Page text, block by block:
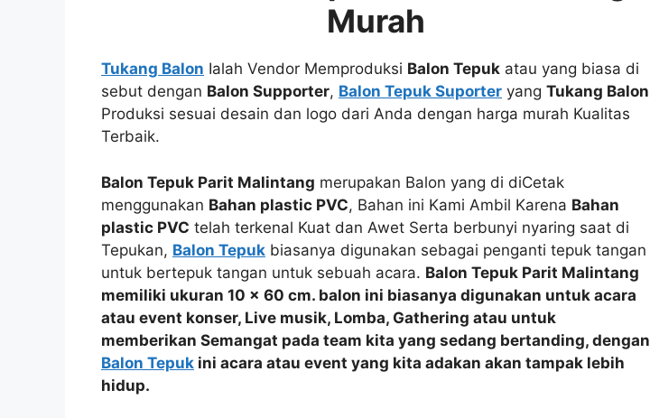
Murah
Tukang Balon Ialah Vendor Memproduksi Balon Tepuk atau yang biasa di
sebut dengan Balon Supporter, Balon Tepuk Suporter yang Tukang Balon
Produksi sesuai desain dan logo dari Anda dengan harga murah Kualitas
Terbaik.
Balon Tepuk Parit Malintang merupakan Balon yang di diCetak
menggunakan Bahan plastic PVC, Bahan ini Kami Ambil Karena Bahan
plastic PVC telah terkenal Kuat dan Awet Serta berbunyi nyaring saat di
Tepukan, Balon Tepuk biasanya digunakan sebagai penganti tepuk tangan
untuk bertepuk tangan untuk sebuah acara. Balon Tepuk Parit Malintang
memiliki ukuran 10 x 60 cm. balon ini biasanya digunakan untuk acara
atau event konser, Live musik, Lomba, Gathering atau untuk
memberikan Semangat pada team kita yang sedang bertanding, dengan
Balon Tepuk ini acara atau event yang kita adakan akan tampak lebih
hidup.